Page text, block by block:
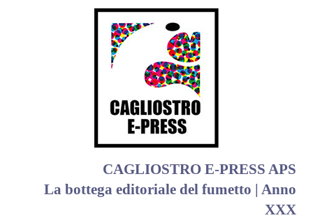
CAGLIOSTRO E-PRESS APS
La bottega editoriale del fumetto | Anno
XXX